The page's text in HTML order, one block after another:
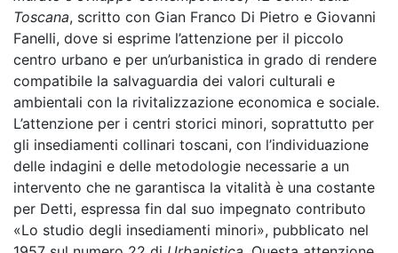
Toscana, scritto con Gian Franco Di Pietro e Giovanni
Fanelli, dove si esprime l’attenzione per il piccolo
centro urbano e per un’urbanistica in grado di rendere
compatibile la salvaguardia dei valori culturali e
ambientali con la rivitalizzazione economica e sociale.
L’attenzione per i centri storici minori, soprattutto per
gli insediamenti collinari toscani, con l’individuazione
delle indagini e delle metodologie necessarie a un
intervento che ne garantisca la vitalità è una costante
per Detti, espressa fin dal suo impegnato contributo
«Lo studio degli insediamenti minori», pubblicato nel